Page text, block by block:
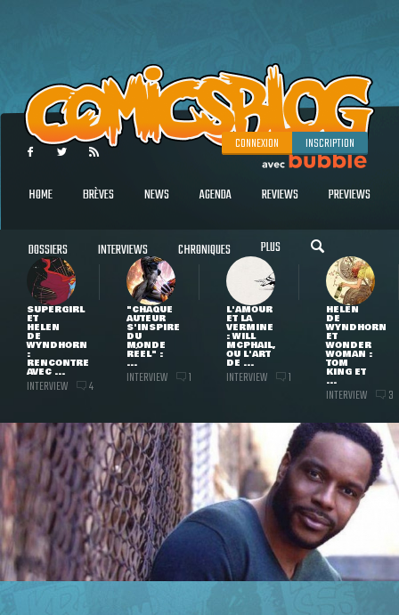
CONNEXION INSCRIPTION
HOME BRÈVES NEWS AGENDA REVIEWS PREVIEWS
DOSSIERS INTERVIEWS CHRONIQUES PLUS
SUPERGIRL
ET
HELEN
DE
WYNDHORN
:
RENCONTRE
AVEC ...
INTERVIEW 4
"CHAQUE
AUTEUR
S'INSPIRE
DU
MONDE
RÉEL" :
...
INTERVIEW 1
L'AMOUR
ET LA
VERMINE
: WILL
MCPHAIL,
OU L'ART
DE ...
INTERVIEW 1
HELEN
DE
WYNDHORN
ET
WONDER
WOMAN :
TOM
KING ET
...
INTERVIEW 3